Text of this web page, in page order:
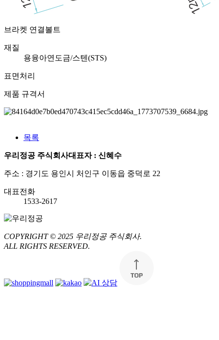
브라켓 연결볼트
재질
용융아연도금/스텐(STS)
표면처리
제품 규격서
목록
우리정공 주식회사대표자 : 신혜수
주소 : 경기도 용인시 처인구 이동읍 중덕로 22
대표전화
1533-2617
COPYRIGHT © 2025 우리정공 주식회사.
ALL RIGHTS RESERVED.